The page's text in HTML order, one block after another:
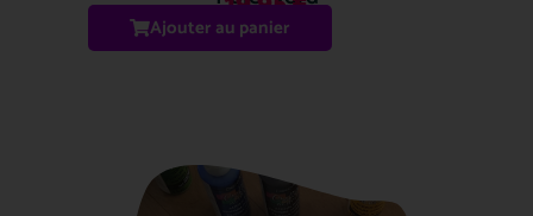
Ajouter au panier